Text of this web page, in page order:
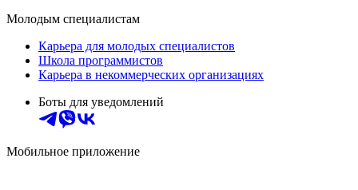
Молодым специалистам
Карьера для молодых специалистов
Школа программистов
Карьера в некоммерческих организациях
Боты для уведомлений
Мобильное приложение